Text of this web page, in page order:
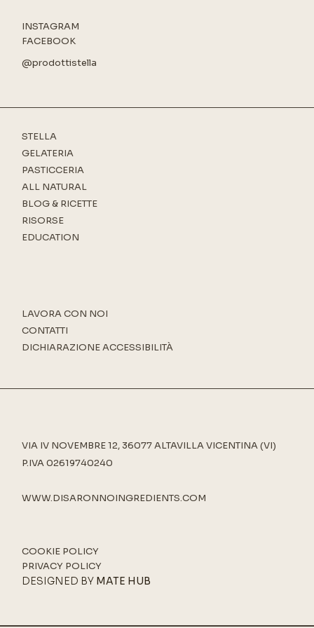
INSTAGRAM
FACEBOOK
@prodottistella
STELLA
GELATERIA
PASTICCERIA
ALL NATURAL
BLOG & RICETTE
RISORSE
EDUCATION
LAVORA CON NOI
CONTATTI
DICHIARAZIONE ACCESSIBILITÀ
VIA IV NOVEMBRE 12, 36077 ALTAVILLA VICENTINA (VI)
P.IVA 02619740240
WWW.DISARONNOINGREDIENTS.COM
COOKIE POLICY
PRIVACY POLICY
DESIGNED BY MATE HUB